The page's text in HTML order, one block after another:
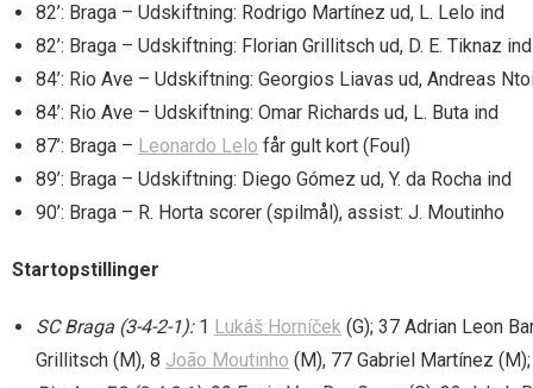
82’: Braga – Udskiftning: Rodrigo Martínez ud, L. Lelo ind
82’: Braga – Udskiftning: Florian Grillitsch ud, D. E. Tiknaz ind
84’: Rio Ave – Udskiftning: Georgios Liavas ud, Andreas
84’: Rio Ave – Udskiftning: Omar Richards ud, L. Buta ind
87’: Braga – Leonardo Lelo får gult kort (Foul)
89’: Braga – Udskiftning: Diego Gómez ud, Y. da Rocha ind
90’: Braga – R. Horta scorer (spilmål), assist: J. Moutinho
Startopstillinger
SC Braga (3-4-2-1):1 Lukáš Horníček (G); 37 Adrian Leon
Grillitsch (M), 8 João Moutinho (M), 77 Gabriel Martínez